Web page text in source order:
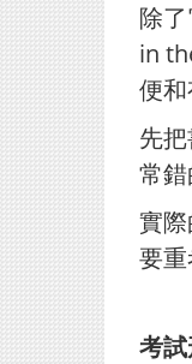
除
in
便和
先
常
實
要重
考